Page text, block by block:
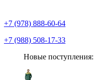
+7 (978) 888-60-64
+7 (988) 508-17-33
Новые поступления: